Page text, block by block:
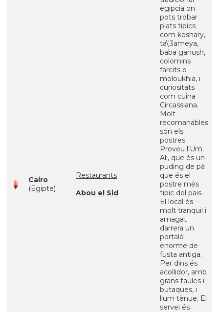
Cairo
(Egipte)
Restaurants
Abou el Sid
egipcia on
pots trobar
plats tipics
com koshary,
ta\'3ameya,
baba ganush,
colomins
farcits o
moloukhia, i
curiositats
com cuina
Circassiana.
Molt
recomanables
són els
postres.
Proveu l'Um
Ali, que és un
puding de pà
que és el
postre més
tipic del pais.
El local és
molt tranquil i
amagat
darrera un
portaló
enorme de
fusta antiga.
Per dins és
acollidor, amb
grans taules i
butaques, i
llum tènue. El
servei és